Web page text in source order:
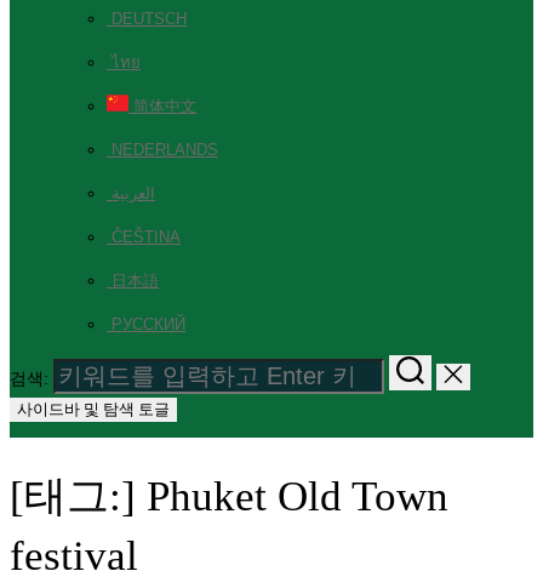
DEUTSCH
ไทย
简体中文
NEDERLANDS
العربية
ČEŠTINA
日本語
РУССКИЙ
검색:
사이드바 및 탐색 토글
[태그:] Phuket Old Town
festival